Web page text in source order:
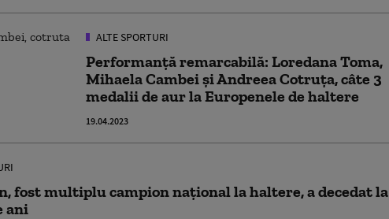
ALTE SPORTURI
Performanță remarcabilă: Loredana Toma,
Mihaela Cambei și Andreea Cotruţa, câte 3
medalii de aur la Europenele de haltere
19.04.2023
fost multiplu campion naţional la haltere, a decedat la
ani